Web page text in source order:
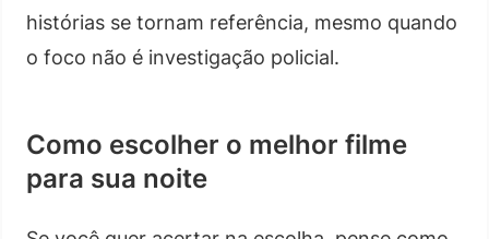
histórias se tornam referência, mesmo quando
o foco não é investigação policial.
Como escolher o melhor filme
para sua noite